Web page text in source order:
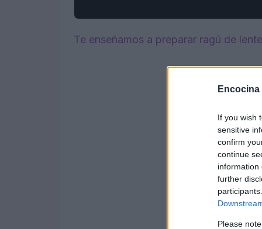
Encocina
If you wish
sensitive
confirm
continue
information
further
Please
Te enseñamos a preparar ragú de